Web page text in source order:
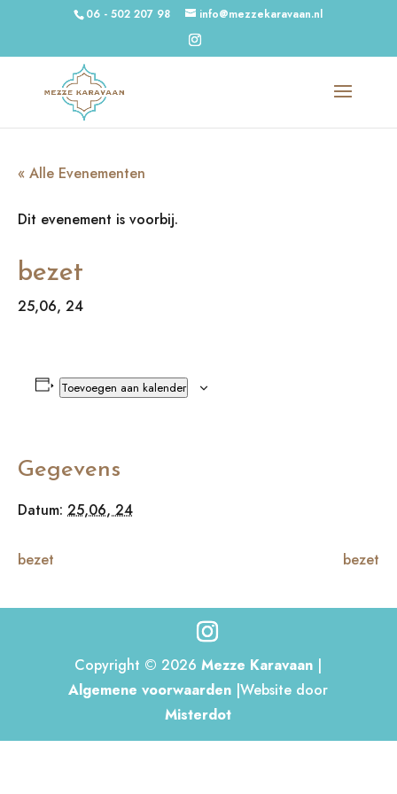
06 - 502 207 98 info@mezzekaravaan.nl
« Alle Evenementen
Dit evenement is voorbij.
bezet
25,06, 24
Toevoegen aan kalender
Gegevens
Datum: 25,06, 24
bezet bezet
Copyright © 2026Mezze Karavaan |
Algemene voorwaarden |Website door
Misterdot